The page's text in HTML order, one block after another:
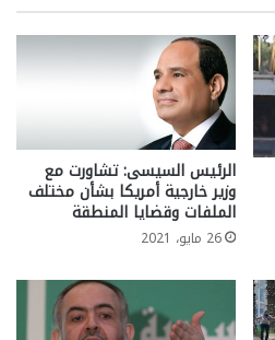
الرئيس السيسى: تشاورت مع
وزير خارجية أمريكا بشأن مختلف
الملفات وقضايا المنطقة
26 مايو، 2021